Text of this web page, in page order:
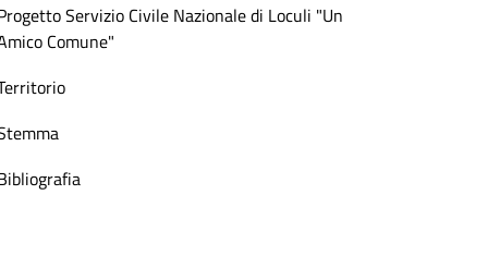
Servizio Civile Nazionale di Loculi "Un
Comune"